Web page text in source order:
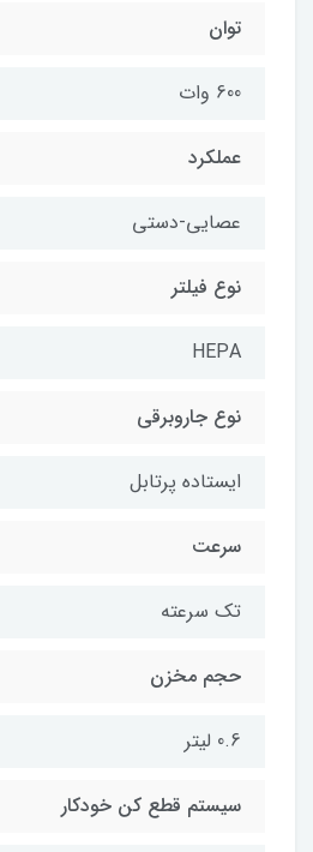
توان
600 وات
عملکرد
عصایی-دستی
نوع فیلتر
HEPA
نوع جاروبرقی
ایستاده پرتابل
سرعت
تک سرعته
حجم مخزن
0.6 لیتر
سیستم قطع کن خودکار